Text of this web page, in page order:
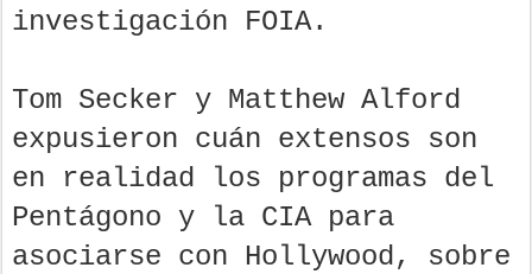
investigación FOIA.
Tom Secker y Matthew Alford
expusieron cuán extensos son
en realidad los programas del
Pentágono y la CIA para
asociarse con Hollywood, sobre